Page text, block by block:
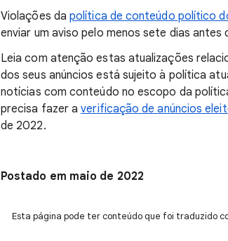
Violações dapolítica de conteúdo político
enviar um aviso pelo menos sete dias antes
Leia com atenção estas atualizações
dos seus anúncios está sujeito à política
notícias com conteúdo no escopo da
precisa fazer averificação de anúncios
de 2022.
Postado em maio de 2022
Esta página pode ter conteúdo que foi traduzido